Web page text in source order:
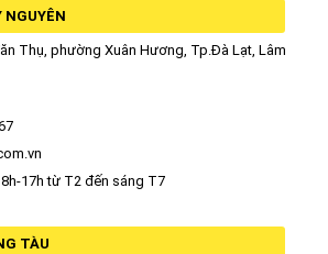
NGUYÊN
Thụ, phường Xuân Hương, Tp.Đà Lạt, Lâm
17h từ T2 đến sáng T7
TÀU